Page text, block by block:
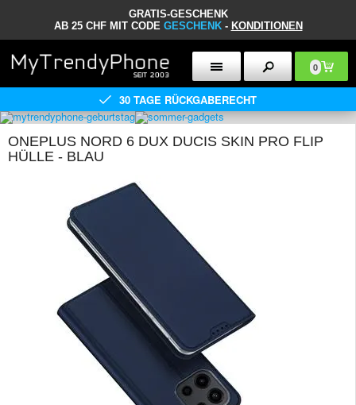
GRATIS-GESCHENK
AB 25 CHF MIT CODE GESCHENK- KONDITIONEN
0
30 TAGE RÜCKGABERECHT
ONEPLUS NORD 6 DUX DUCIS SKIN PRO FLIP
HÜLLE - BLAU